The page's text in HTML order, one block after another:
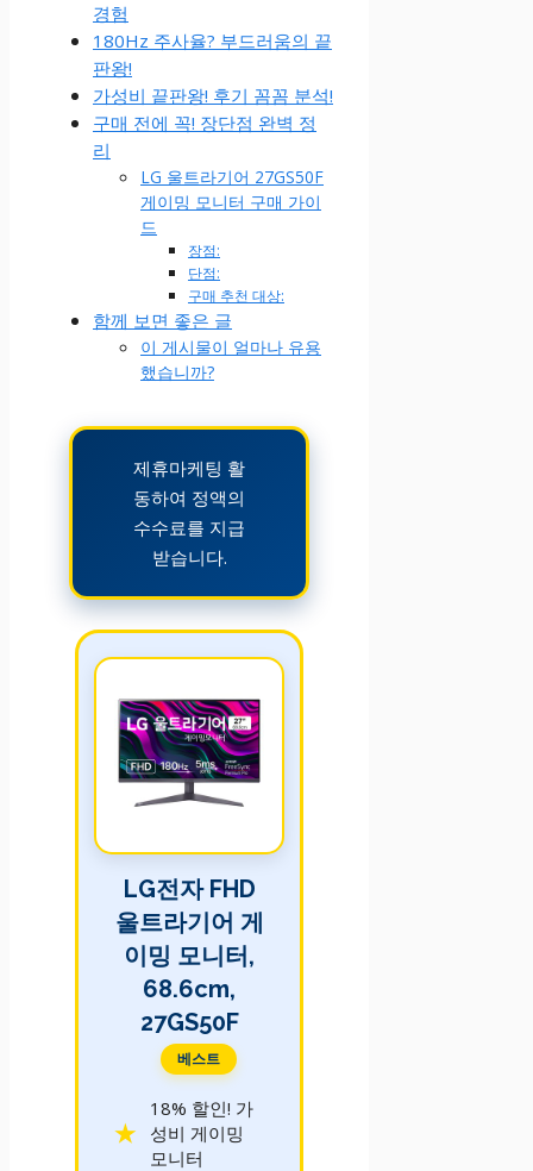
경험
180Hz 주사율? 부드러움의 끝
판왕!
가성비 끝판왕! 후기 꼼꼼 분석!
구매 전에 꼭! 장단점 완벽 정
리
LG 울트라기어 27GS50F
게이밍 모니터 구매 가이
드
장점:
단점:
구매 추천 대상:
함께 보면 좋은 글
이 게시물이 얼마나 유용
했습니까?
제휴마케팅 활
동하여 정액의
수수료를 지급
받습니다.
LG전자 FHD
울트라기어 게
이밍 모니터,
68.6cm,
27GS50F
베스트
18% 할인! 가
성비 게이밍
모니터